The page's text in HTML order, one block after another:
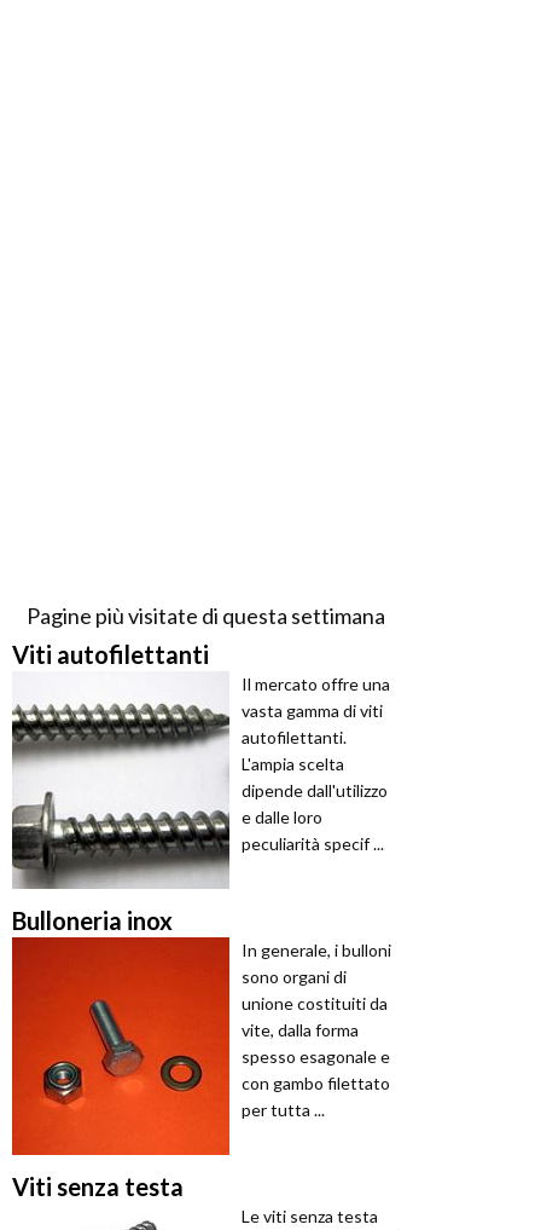
Pagine più visitate di questa settimana
Viti autofilettanti
Il mercato offre una
vasta gamma di viti
autofilettanti.
L'ampia scelta
dipende dall'utilizzo
e dalle loro
peculiarità specif ...
Bulloneria inox
In generale, i bulloni
sono organi di
unione costituiti da
vite, dalla forma
spesso esagonale e
con gambo filettato
per tutta ...
Viti senza testa
Le viti senza testa